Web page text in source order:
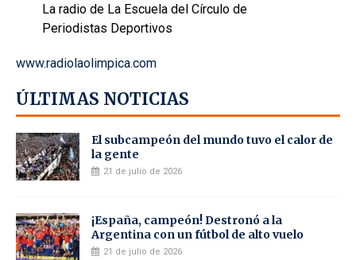
La radio de La Escuela del Círculo de
Periodistas Deportivos
www.radiolaolimpica.com
ÚLTIMAS NOTICIAS
El subcampeón del mundo tuvo el calor de
la gente
21 de julio de 2026
¡España, campeón! Destronó a la
Argentina con un fútbol de alto vuelo
21 de julio de 2026